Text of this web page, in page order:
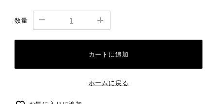
数量
カートに追加
ホームに戻る